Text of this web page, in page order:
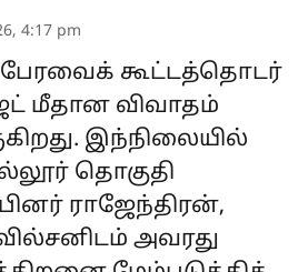
4:17 pm
கூட்டத்தொடர்
மீதான விவாதம்
இந்நிலையில்
தொகுதி
ராஜேந்திரன்,
அவரது